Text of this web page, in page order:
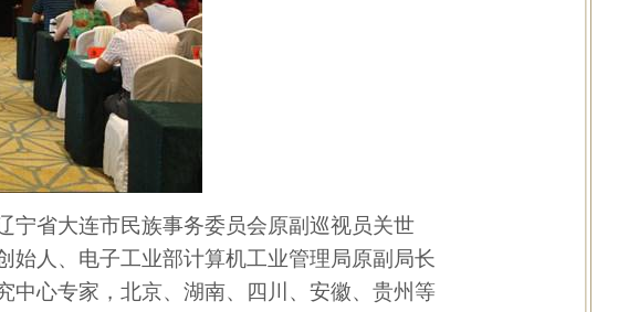
宁省大连市民族事务委员会原副巡视员关世
始人、电子工业部计算机工业管理局原副局长
中心专家，北京、湖南、四川、安徽、贵州等